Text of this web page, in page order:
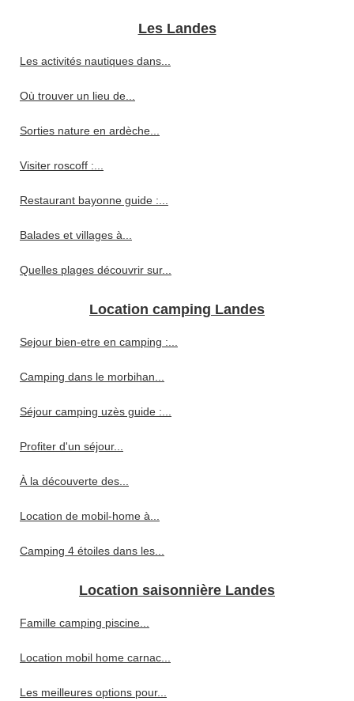
Les Landes
Les activités nautiques dans...
Où trouver un lieu de...
Sorties nature en ardèche...
Visiter roscoff :...
Restaurant bayonne guide :...
Balades et villages à...
Quelles plages découvrir sur...
Location camping Landes
Sejour bien-etre en camping :...
Camping dans le morbihan...
Séjour camping uzès guide :...
Profiter d'un séjour...
À la découverte des...
Location de mobil-home à...
Camping 4 étoiles dans les...
Location saisonnière Landes
Famille camping piscine...
Location mobil home carnac...
Les meilleures options pour...